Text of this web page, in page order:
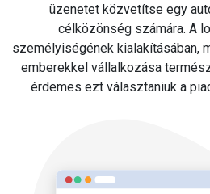
üzenetet közvetítse egy
célközönség számára. A
személyiségének kialakításában,
emberekkel vállalkozása
érdemes ezt választaniuk a